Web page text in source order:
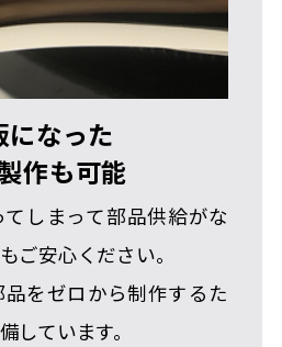
イト
になった
作も可能
しまって部品供給がな
ご安心ください。
をゼロから制作するた
しています。